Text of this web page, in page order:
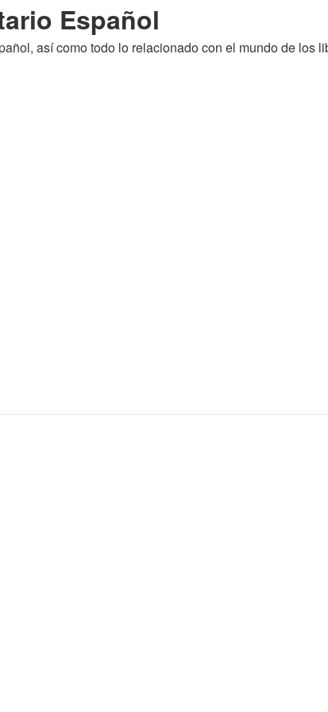
Español
así como todo lo relacionado con el mundo de los